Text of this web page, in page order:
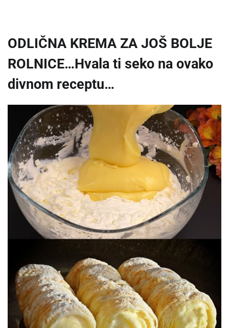
ODLIČNA KREMA ZA JOŠ BOLJE
ROLNICE…Hvala ti seko na ovako
divnom receptu…